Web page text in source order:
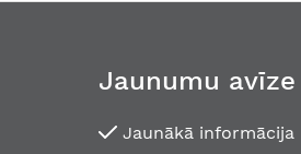
Jaunumu avīze
Jaunākā informācija